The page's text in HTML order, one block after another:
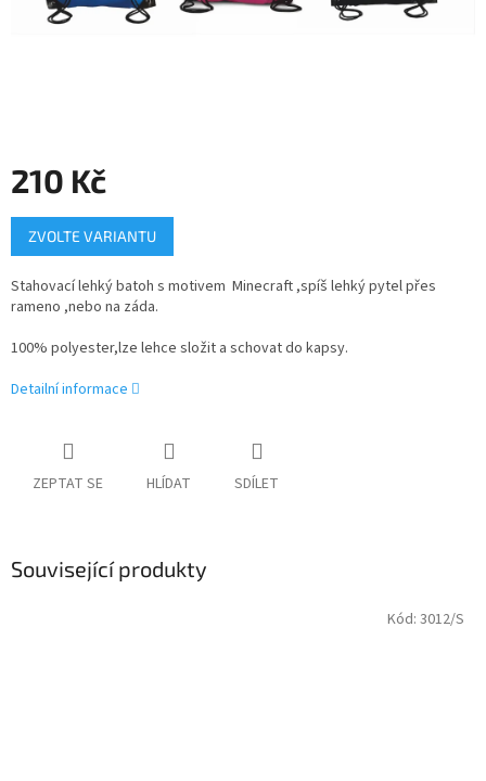
210 Kč
Měrná
cena:
ZVOLTE VARIANTU
Stahovací lehký batoh s motivem Minecraft ,spíš lehký pytel přes
rameno ,nebo na záda.
100% polyester,lze lehce složit a schovat do kapsy.
Detailní informace
ZEPTAT SE HLÍDAT SDÍLET
Související produkty
Kód: 3012/S